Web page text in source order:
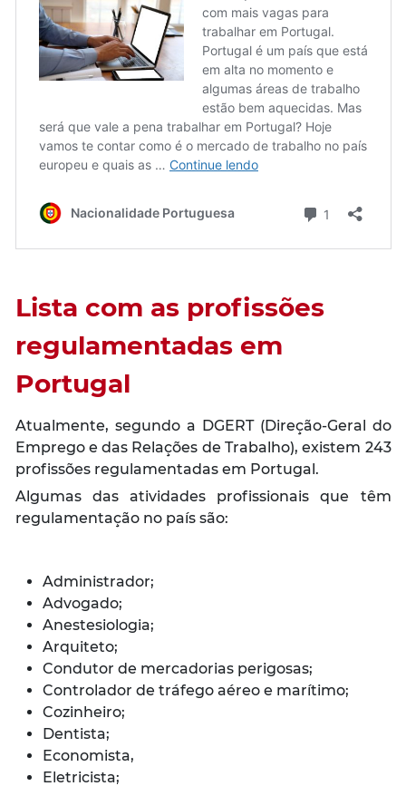
Lista com as profissões
regulamentadasem
Portugal
Atualmente, segundo a DGERT (Direção-Geral do
Emprego e das Relações de Trabalho), existem 243
profissões regulamentadas em Portugal.
Algumas das atividades profissionais que têm
regulamentação no país são:
Administrador;
Advogado;
Anestesiologia;
Arquiteto;
Condutor de mercadorias perigosas;
Controlador de tráfego aéreo e marítimo;
Cozinheiro;
Dentista;
Economista,
Eletricista;